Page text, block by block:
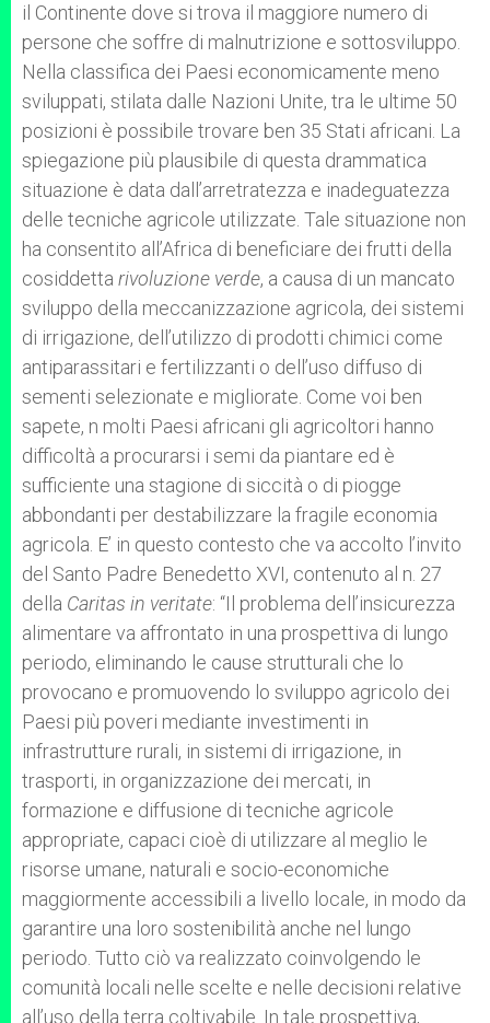
il Continente dove si trova il maggiore numero di
persone che soffre di malnutrizione e sottosviluppo.
Nella classifica dei Paesi economicamente meno
sviluppati, stilata dalle Nazioni Unite, tra le ultime 50
posizioni è possibile trovare ben 35 Stati africani. La
spiegazione più plausibile di questa drammatica
situazione è data dall’arretratezza e inadeguatezza
delle tecniche agricole utilizzate. Tale situazione non
ha consentito all’Africa di beneficiare dei frutti della
cosiddetta rivoluzione verde, a causa di un mancato
sviluppo della meccanizzazione agricola, dei sistemi
di irrigazione, dell’utilizzo di prodotti chimici come
antiparassitari e fertilizzanti o dell’uso diffuso di
sementi selezionate e migliorate. Come voi ben
sapete, n molti Paesi africani gli agricoltori hanno
difficoltà a procurarsi i semi da piantare ed è
sufficiente una stagione di siccità o di piogge
abbondanti per destabilizzare la fragile economia
agricola. E’ in questo contesto che va accolto l’invito
del Santo Padre Benedetto XVI, contenuto al n. 27
della Caritas in veritate: “Il problema dell’insicurezza
alimentare va affrontato in una prospettiva di lungo
periodo, eliminando le cause strutturali che lo
provocano e promuovendo lo sviluppo agricolo dei
Paesi più poveri mediante investimenti in
infrastrutture rurali, in sistemi di irrigazione, in
trasporti, in organizzazione dei mercati, in
formazione e diffusione di tecniche agricole
appropriate, capaci cioè di utilizzare al meglio le
risorse umane, naturali e socio-economiche
maggiormente accessibili a livello locale, in modo da
garantire una loro sostenibilità anche nel lungo
periodo. Tutto ciò va realizzato coinvolgendo le
comunità locali nelle scelte e nelle decisioni relative
all’uso della terra coltivabile. In tale prospettiva,